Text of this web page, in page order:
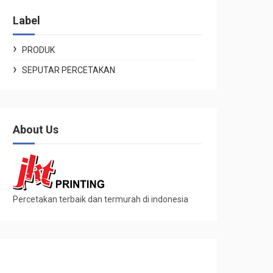
Label
PRODUK
SEPUTAR PERCETAKAN
About Us
Percetakan terbaik dan termurah di indonesia